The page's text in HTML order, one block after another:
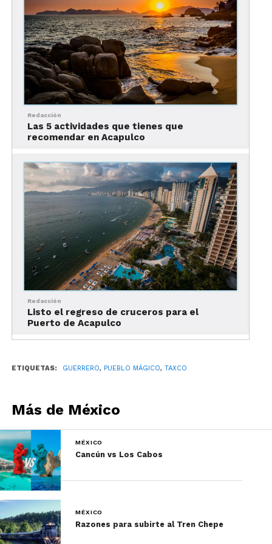
Las mejores cosas que hacer en Taxco
en Taxco, el teleférico conecta la montaña –donde
está el hotel Montetaxco- con el pueblo de Taxco,
subiendo hasta 170 metros de alto. ¡Un trayecto
corto pero espectacular!
¿Por qué tomarlo?
Para disfrutar de una vista
espectacular de la ciudad desde las alturas
¿Para quién es?¡Para todos! Siempre y cuando no
teman a las alturas
Costo:95 pesos redondo y 65 pesos sencillo
Las mejores cosas que hacer en Taxco
¿Por qué visitarla?
Redacción
Las 5 actividades que tienes que
recomendar en Acapulco
Redacción
Listo el regreso de cruceros para el
Puerto de Acapulco
ETIQUETAS: GUERRERO, PUEBLO MÁGICO, TAXCO
Más de México
MÉXICO
Cancún vs Los Cabos
MÉXICO
Razones para subirte al Tren Chepe